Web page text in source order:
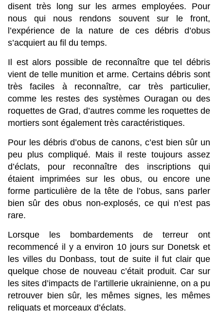
disent très long sur les armes employées. Pour
nous qui nous rendons souvent sur le front,
l’expérience de la nature de ces débris d’obus
s’acquiert au fil du temps.
Il est alors possible de reconnaître que tel débris
vient de telle munition et arme. Certains débris sont
très faciles à reconnaître, car très particulier,
comme les restes des systèmes Ouragan ou des
roquettes de Grad, d’autres comme les roquettes de
mortiers sont également très caractéristiques.
Pour les débris d’obus de canons, c’est bien sûr un
peu plus compliqué. Mais il reste toujours assez
d’éclats, pour reconnaître des inscriptions qui
étaient imprimées sur les obus, ou encore une
forme particulière de la tête de l’obus, sans parler
bien sûr des obus non-explosés, ce qui n’est pas
rare.
Lorsque les bombardements de terreur ont
recommencé il y a environ 10 jours sur Donetsk et
les villes du Donbass, tout de suite il fut clair que
quelque chose de nouveau c’était produit. Car sur
les sites d’impacts de l’artillerie ukrainienne, on a pu
retrouver bien sûr, les mêmes signes, les mêmes
reliquats et morceaux d’éclats.